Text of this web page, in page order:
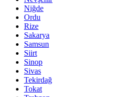
Niğde
Ordu
Rize
Sakarya
Samsun
Siirt
Sinop
Sivas
Tekirdağ
Tokat